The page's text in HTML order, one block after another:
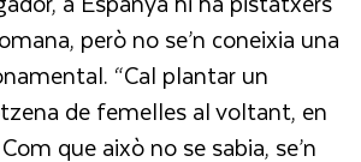
però no se’n coneixia una
“Cal plantar un
de femelles al voltant, en
que això no se sabia, se’n